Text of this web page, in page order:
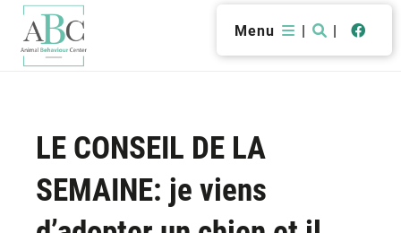
Menu | |
LE CONSEIL DE LA
SEMAINE: je viens